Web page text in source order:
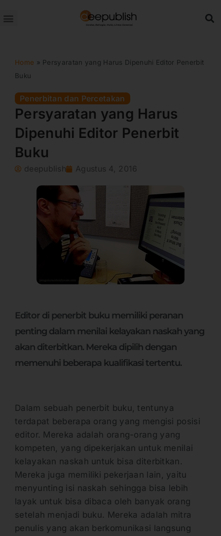
ke
Home » Persyaratan yang Harus Dipenuhi Editor Penerbit
Buku
Penerbitan dan Percetakan
Persyaratan yang Harus
Dipenuhi Editor Penerbit
Buku
deepublish Agustus 4, 2016
Editor di penerbit buku memiliki peranan
penting dalam menilai kelayakan naskah yang
akan diterbitkan. Mereka dipilih dengan
memenuhi beberapa kualifikasi tertentu.
Dalam sebuah penerbit buku, tentunya
terdapat beberapa orang yang mengisi posisi
editor. Mereka adalah orang-orang yang
kompeten, yang dipekerjakan untuk menilai
kelayakan naskah untuk bisa diterbitkan.
Mereka juga memiliki pekerjaan lain, yaitu
menyunting isi naskah sehingga bisa lebih
layak untuk bisa dibaca oleh banyak orang
setelah menjadi buku. Mereka adalah mitra
penulis yang akan berkomunikasi langsung